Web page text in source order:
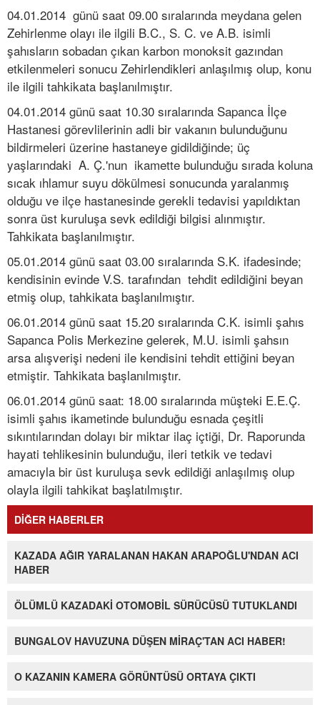
04.01.2014 günü saat 09.00 sıralarında meydana gelen
Zehirlenme olayı ile ilgili B.C., S. C. ve A.B. isimli
şahısların sobadan çıkan karbon monoksit gazından
etkilenmeleri sonucu Zehirlendikleri anlaşılmış olup, konu
ile ilgili tahkikata başlanılmıştır.
04.01.2014 günü saat 10.30 sıralarında Sapanca İlçe
Hastanesi görevlilerinin adli bir vakanın bulunduğunu
bildirmeleri üzerine hastaneye gidildiğinde; üç
yaşlarındaki A. Ç.'nun ikamette bulunduğu sırada koluna
sıcak ıhlamur suyu dökülmesi sonucunda yaralanmış
olduğu ve ilçe hastanesinde gerekli tedavisi yapıldıktan
sonra üst kuruluşa sevk edildiği bilgisi alınmıştır.
Tahkikata başlanılmıştır.
05.01.2014 günü saat 03.00 sıralarında S.K. ifadesinde;
kendisinin evinde V.S. tarafından tehdit edildiğini beyan
etmiş olup, tahkikata başlanılmıştır.
06.01.2014 günü saat 15.20 sıralarında C.K. isimli şahıs
Sapanca Polis Merkezine gelerek, M.U. isimli şahsın
arsa alışverişi nedeni ile kendisini tehdit ettiğini beyan
etmiştir. Tahkikata başlanılmıştır.
06.01.2014 günü saat: 18.00 sıralarında müşteki E.E.Ç.
isimli şahıs ikametinde bulunduğu esnada çeşitli
sıkıntılarından dolayı bir miktar ilaç içtiği, Dr. Raporunda
hayati tehlikesinin bulunduğu, ileri tetkik ve tedavi
amacıyla bir üst kuruluşa sevk edildiği anlaşılmış olup
olayla ilgili tahkikat başlatılmıştır.
DİĞER HABERLER
KAZADA AĞIR YARALANAN HAKAN ARAPOĞLU'NDAN ACI
HABER
ÖLÜMLÜ KAZADAKİ OTOMOBİL SÜRÜCÜSÜ TUTUKLANDI
BUNGALOV HAVUZUNA DÜŞEN MİRAÇ'TAN ACI HABER!
O KAZANIN KAMERA GÖRÜNTÜSÜ ORTAYA ÇIKTI